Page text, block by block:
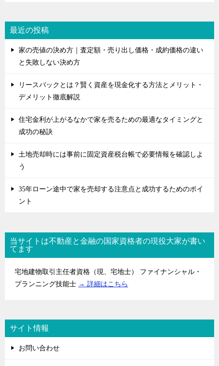
最近の投稿
家の売値の決め方｜査定額・売り出し価格・成約価格の違い
と失敗しない決め方
リースバックとは？賢く資産を現金化する方法とメリット・
デメリット徹底解説
住宅金利が上がるなかで家を売るための最適なタイミングと
成功の秘訣
土地売却時には事前に固定資産税台帳で必要情報を確認しよ
う
35年ローン途中で家を売却する注意点と成功するためのポイ
ント
当サイトは不動産と金融の国家資格者の現役大家が書い
てます
宅地建物取引主任者資格（現、宅地士） ファイナンシャル・
プランニング技能士 → 詳細はこちら
サイト情報
お問い合わせ